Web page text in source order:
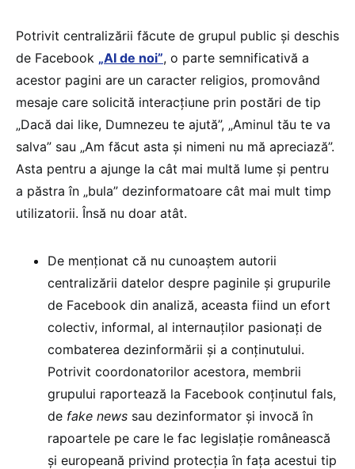
Potrivit centralizării făcute de grupul public și deschis
de Facebook „AI de noi”, o parte semnificativă a
acestor pagini are un caracter religios, promovând
mesaje care solicită interacțiune prin postări de tip
„Dacă dai like, Dumnezeu te ajută”, „Aminul tău te va
salva” sau „Am făcut asta și nimeni nu mă apreciază”.
Asta pentru a ajunge la cât mai multă lume și pentru
a păstra în „bula” dezinformatoare cât mai mult timp
utilizatorii. Însă nu doar atât.
De menționat că nu cunoaștem autorii
centralizării datelor despre paginile și grupurile
de Facebook din analiză, aceasta fiind un efort
colectiv, informal, al internauților pasionați de
combaterea dezinformării și a conținutului.
Potrivit coordonatorilor acestora, membrii
grupului raportează la Facebook conținutul fals,
de fake news sau dezinformator și invocă în
rapoartele pe care le fac legislație românească
și europeană privind protecția în fața acestui tip